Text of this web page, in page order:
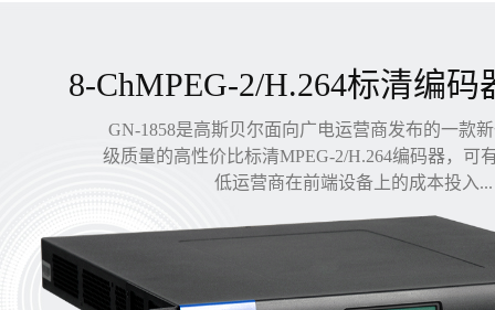
8-ChMPEG-2/H.264标清编码
GN-1858是高斯贝尔面向广电运营商发布的一款
级质量的高性价比标清MPEG-2/H.264编码器，可
低运营商在前端设备上的成本投入...